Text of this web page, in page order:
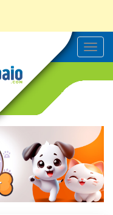
T
o
v
g
t
i
o
n